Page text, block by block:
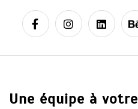
Une équipe à votre